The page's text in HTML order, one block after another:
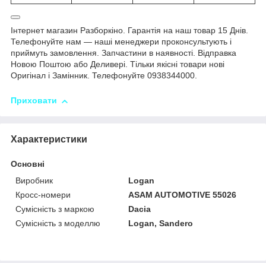
Інтернет магазин Разборкіно. Гарантія на наш товар 15 Днів.
Телефонуйте нам — наші менеджери проконсультують і
приймуть замовлення. Запчастини в наявності. Відправка
Новою Поштою або Деливері. Тільки якісні товари нові
Оригінал і Замінник. Телефонуйте 0938344000.
Приховати
Характеристики
Основні
Виробник
Logan
Кросс-номери
ASAM AUTOMOTIVE 55026
Сумісність з маркою
Dacia
Сумісність з моделлю
Logan, Sandero